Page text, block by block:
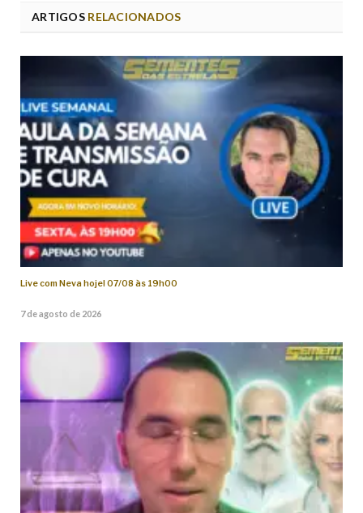
ARTIGOSRELACIONADOS
Live com Neva hoje! 07/08 às 19h00
7 de agosto de 2026